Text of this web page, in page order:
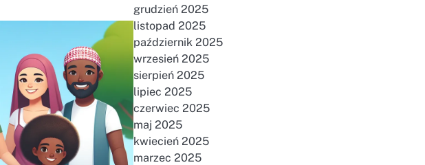
grudzień 2025
listopad 2025
październik 2025
wrzesień 2025
sierpień 2025
lipiec 2025
czerwiec 2025
maj 2025
kwiecień 2025
marzec 2025